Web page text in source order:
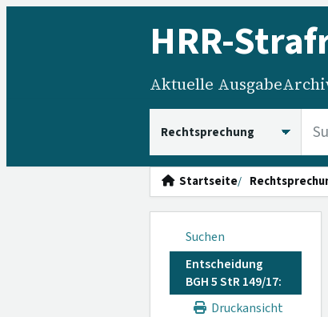
HRR-
Aktuelle Ausgabe
Startseite
Suchen
Entscheidung
BGH 5 StR 149/17:
Druckansicht